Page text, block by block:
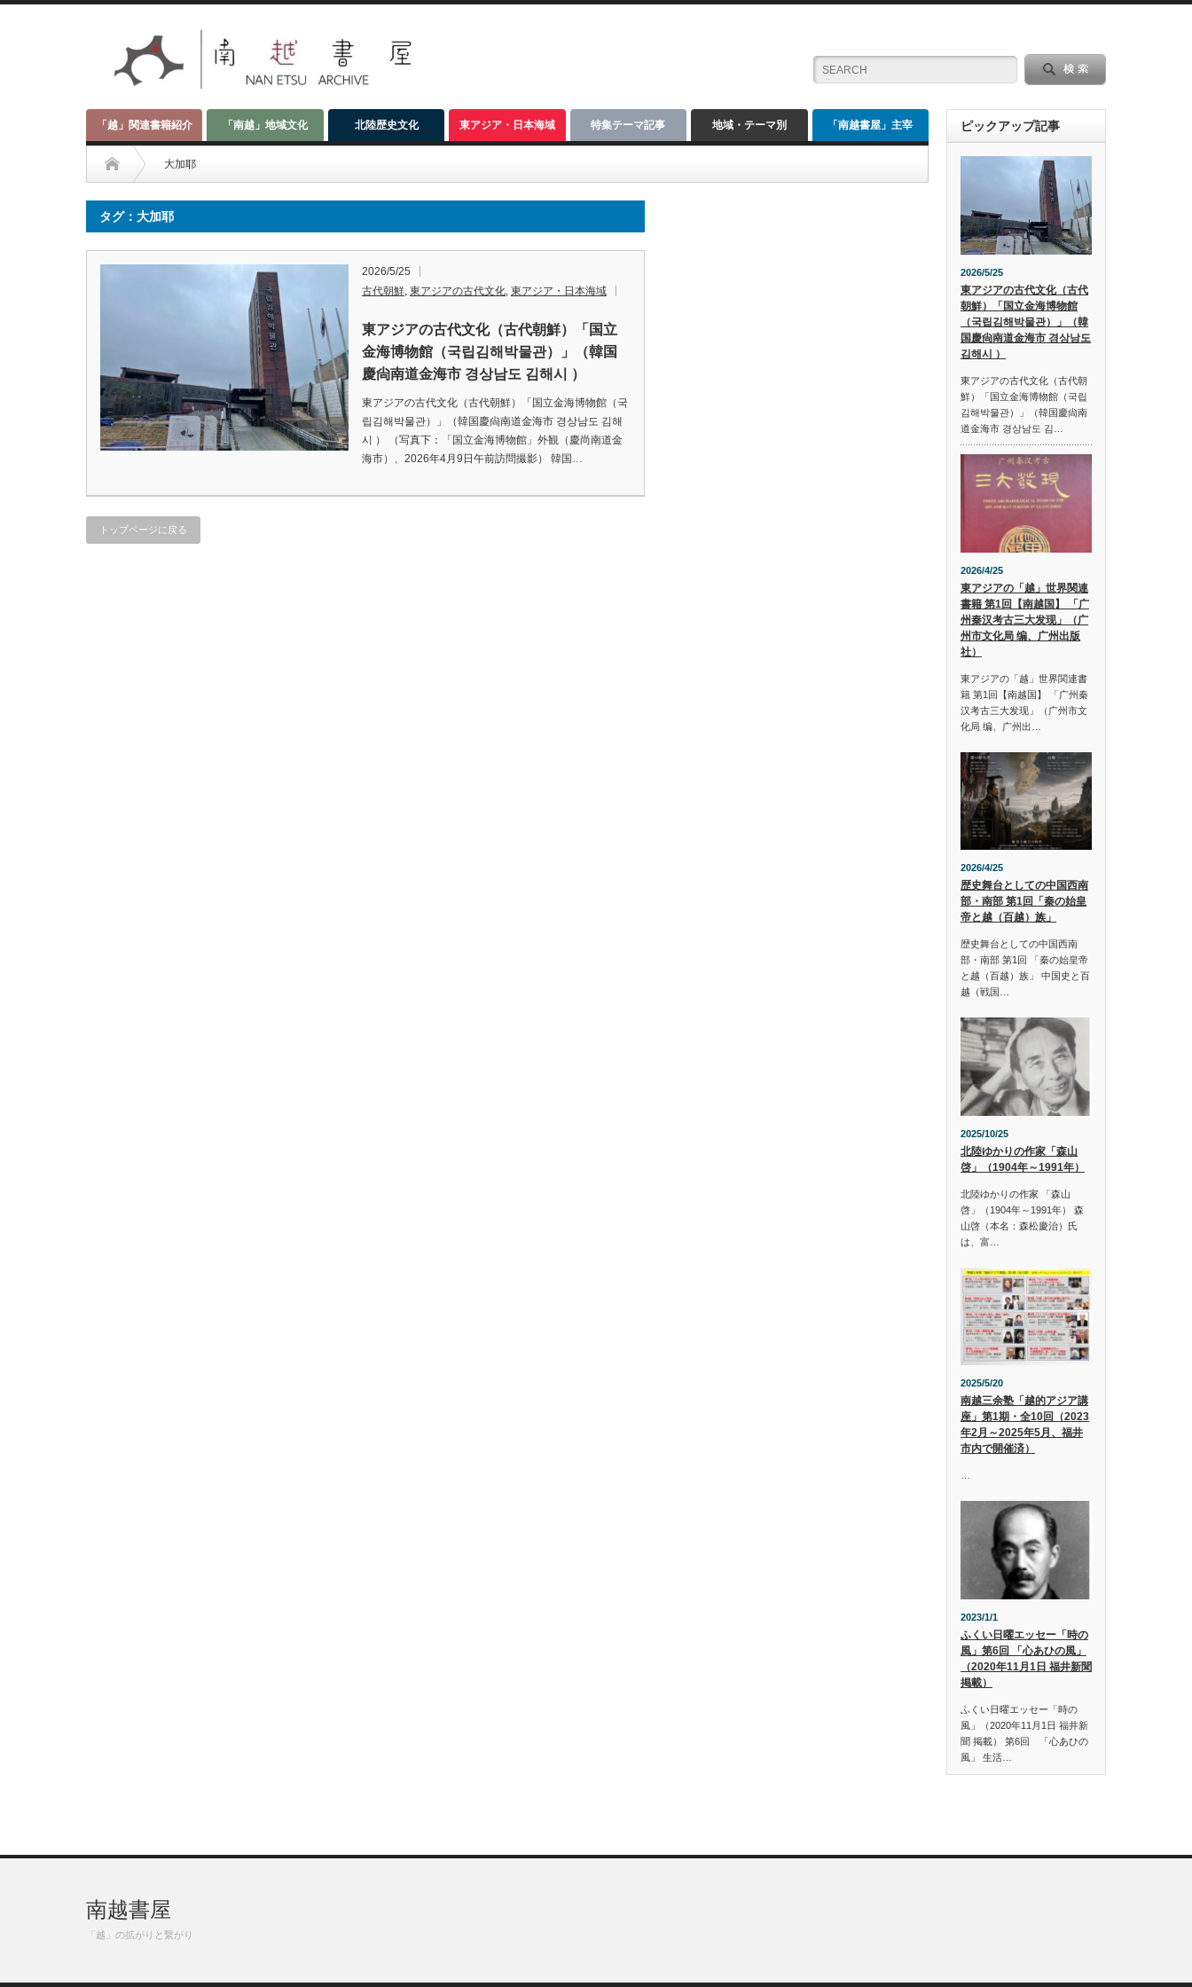
「越」関連書籍紹介 「南越」地域文化 北陸歴史文化 東アジア・日本海域 特集テーマ記事 地域・テーマ別 「南越書屋」主宰
大加耶
タグ：大加耶
2026/5/25
古代朝鮮, 東アジアの古代文化, 東アジア・日本海域
東アジアの古代文化（古代朝鮮）「国立
金海博物館（국립김해박물관）」（韓国
慶尙南道金海市 경상남도 김해시 ）
東アジアの古代文化（古代朝鮮）「国立金海博物館（국
립김해박물관）」（韓国慶尙南道金海市 경상남도 김해
시 ） （写真下：「国立金海博物館」外観（慶尚南道金
海市）、2026年4月9日午前訪問撮影） 韓国…
トップページに戻る
ピックアップ記事
2026/5/25
東アジアの古代文化（古代
朝鮮）「国立金海博物館
（국립김해박물관）」（韓
国慶尙南道金海市 경상남도
김해시 ）
東アジアの古代文化（古代朝
鮮）「国立金海博物館（국립
김해박물관）」（韓国慶尙南
道金海市 경상남도 김…
2026/4/25
東アジアの「越」世界関連
書籍 第1回【南越国】 「广
州秦汉考古三大发现」（广
州市文化局 编、广州出版
社）
東アジアの「越」世界関連書
籍 第1回【南越国】 「广州秦
汉考古三大发现」（广州市文
化局 编、广州出…
2026/4/25
歴史舞台としての中国西南
部・南部 第1回「秦の始皇
帝と越（百越）族」
歴史舞台としての中国西南
部・南部 第1回 「秦の始皇帝
と越（百越）族」 中国史と百
越（戦国…
2025/10/25
北陸ゆかりの作家「森山
啓」（1904年～1991年）
北陸ゆかりの作家 「森山
啓」（1904年～1991年） 森
山啓（本名：森松慶治）氏
は、富…
2025/5/20
南越三余塾「越的アジア講
座」第1期・全10回（2023
年2月～2025年5月、福井
市内で開催済）
2023/1/1
ふくい日曜エッセー「時の
風」第6回 「心あひの風」
（2020年11月1日 福井新聞
掲載）
ふくい日曜エッセー「時の
風」（2020年11月1日 福井新
聞 掲載） 第6回 「心あひの
風」 生活…
南越書屋
「越」の拡がりと繋がり